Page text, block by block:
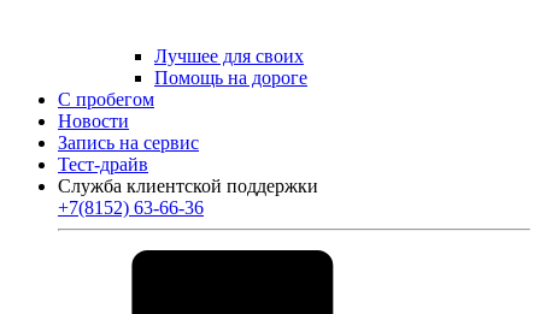
Лучшее для своих
Помощь на дороге
С пробегом
Новости
Запись на сервис
Тест-драйв
Служба клиентской поддержки
+7(8152) 63-66-36